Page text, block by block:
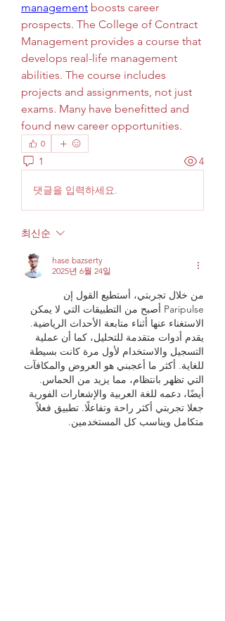
management boosts career
prospects. The College of Contract
Management provides a course that
develops real-life management
abilities. The course includes
projects and assignments, not just
exams. Many have benefitted and
found new career opportunities.
0
1 4
댓글을 입력하세요.
최신순
hase bazserty
2025년 6월 24일
جعلا تجربتي أكثر راحة وتفاعلًا. تطبيق فعلاً
متكامل ويناسب كل المستخدمين.